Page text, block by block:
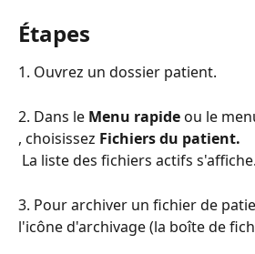
Étapes
1. Ouvrez un dossier patient.
2. Dans le Menu rapide ou le
, choisissez Fichiers du patient.
La liste des fichiers actifs s'affiche.
3. Pour archiver un fichier de
l'icône d'archivage (la boîte de